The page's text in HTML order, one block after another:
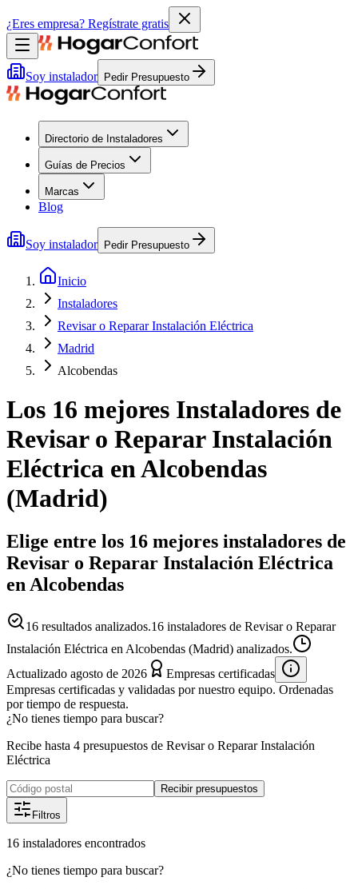
¿Eres empresa? Regístrate gratis
Soy instalador Pedir Presupuesto
Directorio de Instaladores
Guías de Precios
Marcas
Blog
Soy instalador Pedir Presupuesto
Inicio
Instaladores
Revisar o Reparar Instalación Eléctrica
Madrid
Alcobendas
Los 16 mejores Instaladores de
Revisar o Reparar Instalación
Eléctrica enAlcobendas
(Madrid)
Elige entre los 16 mejores instaladores de
Revisar o Reparar Instalación Eléctrica
en Alcobendas
16 resultados analizados.16 instaladores de Revisar o Reparar
Instalación Eléctrica en Alcobendas (Madrid) analizados.
Actualizado agosto de 2026
Empresas certificadas
Empresas certificadas y validadas por nuestro equipo. Ordenadas
por tiempo de respuesta.
¿No tienes tiempo para buscar?
Recibe hasta 4 presupuestos de Revisar o Reparar Instalación
Eléctrica
Recibir presupuestos
Filtros
16 instaladores encontrados
¿No tienes tiempo para buscar?